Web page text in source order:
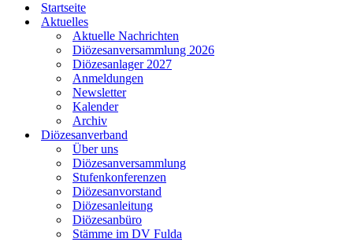
Startseite
Aktuelles
Aktuelle Nachrichten
Diözesanversammlung 2026
Diözesanlager 2027
Anmeldungen
Newsletter
Kalender
Archiv
Diözesanverband
Über uns
Diözesanversammlung
Stufenkonferenzen
Diözesanvorstand
Diözesanleitung
Diözesanbüro
Stämme im DV Fulda